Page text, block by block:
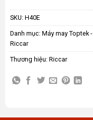
SKU: H40E
Danh mục: Máy may Toptek -
Riccar
Thương hiệu: Riccar